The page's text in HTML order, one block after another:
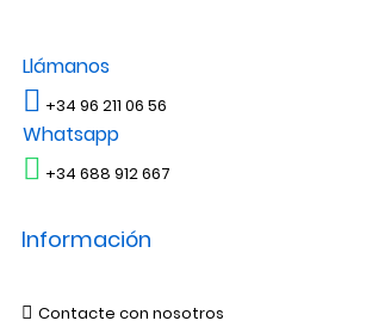
Llámanos
+34 96 211 06 56
Whatsapp
+34 688 912 667
Información
Contacte con nosotros